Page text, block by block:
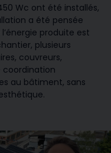
Wc ont été installés,
a été pensée
produite est
plusieurs
couvreurs,
coordination
au bâtiment, sans